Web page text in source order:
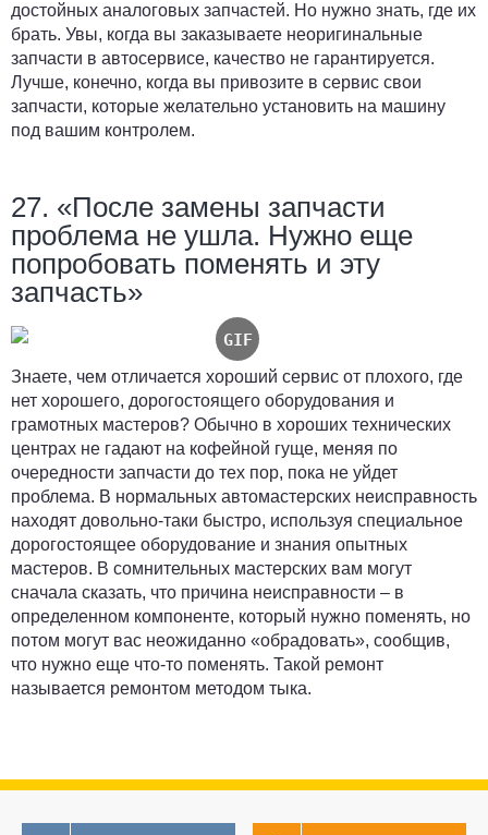
достойных аналоговых запчастей. Но нужно знать, где их
брать. Увы, когда вы заказываете неоригинальные
запчасти в автосервисе, качество не гарантируется.
Лучше, конечно, когда вы привозите в сервис свои
запчасти, которые желательно установить на машину
под вашим контролем.
27. «После замены запчасти
проблема не ушла. Нужно еще
попробовать поменять и эту
запчасть»
Знаете, чем отличается хороший сервис от плохого, где
нет хорошего, дорогостоящего оборудования и
грамотных мастеров? Обычно в хороших технических
центрах не гадают на кофейной гуще, меняя по
очередности запчасти до тех пор, пока не уйдет
проблема. В нормальных автомастерских неисправность
находят довольно-таки быстро, используя специальное
дорогостоящее оборудование и знания опытных
мастеров. В сомнительных мастерских вам могут
сначала сказать, что причина неисправности – в
определенном компоненте, который нужно поменять, но
потом могут вас неожиданно «обрадовать», сообщив,
что нужно еще что-то поменять. Такой ремонт
называется ремонтом методом тыка.